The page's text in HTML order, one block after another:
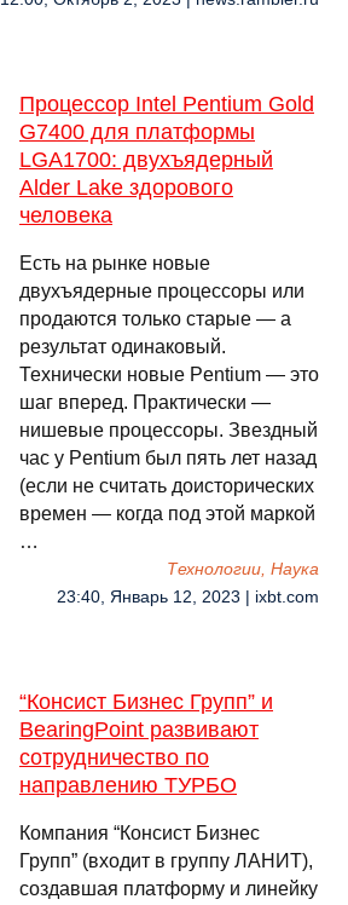
Процессор Intel Pentium Gold
G7400 для платформы
LGA1700: двухъядерный
Alder Lake здорового
человека
Есть на рынке новые
двухъядерные процессоры или
продаются только старые — а
результат одинаковый.
Технически новые Pentium — это
шаг вперед. Практически —
нишевые процессоры. Звездный
час у Pentium был пять лет назад
(если не считать доисторических
времен — когда под этой маркой
…
Технологии, Наука
23:40, Январь 12, 2023 | ixbt.com
“Консист Бизнес Групп” и
BearingPoint развивают
сотрудничество по
направлению ТУРБО
Компания “Консист Бизнес
Групп” (входит в группу ЛАНИТ),
создавшая платформу и линейку